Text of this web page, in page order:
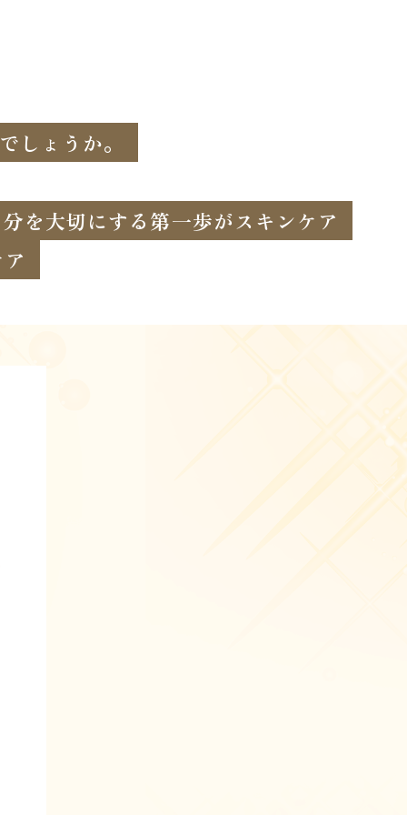
しょうか。
を大切にする第一歩がスキンケア